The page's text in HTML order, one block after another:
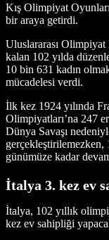
Kış Olimpiyat
bir araya getirdi.
Uluslararası
kalan 102 yılda
10 bin 631 kadın
mücadelesi verdi.
İlk kez 1924 yılında
Olimpiyatları’na 247
Dünya Savaşı
gerçekleştirilemezken,
günümüze kadar
İtalya 3. kez ev
İtalya, 102 yıllık
kez ev sahipliği